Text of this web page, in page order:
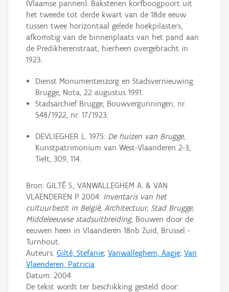
(Vlaamse pannen). Bakstenen korfboogpoort uit
het tweede tot derde kwart van de 18de eeuw
tussen twee horizontaal gelede hoekpilasters,
afkomstig van de binnenplaats van het pand aan
de Predikherenstraat, hierheen overgebracht in
1923.
Dienst Monumentenzorg en Stadsvernieuwing
Brugge, Nota, 22 augustus 1991.
Stadsarchief Brugge, Bouwvergunningen, nr.
548/1922, nr. 17/1923.
DEVLIEGHER L. 1975: De huizen van Brugge,
Kunstpatrimonium van West-Vlaanderen 2-3,
Tielt, 309, 114.
Bron: GILTÉ S., VANWALLEGHEM A. & VAN
VLAENDEREN P. 2004: Inventaris van het
cultuurbezit in België, Architectuur, Stad Brugge,
Middeleeuwse stadsuitbreiding, Bouwen door de
eeuwen heen in Vlaanderen 18nb Zuid, Brussel -
Turnhout.
Auteurs: Gilté, Stefanie; Vanwalleghem, Aagje; Van
Vlaenderen, Patricia
Datum: 2004
De tekst wordt ter beschikking gesteld door: